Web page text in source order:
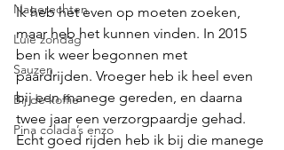
Nagerechten
Luie zondag
Sauzen
Bij de koffie
Pina colada’s enzo
Ik heb het even op moeten zoeken,
maar heb het kunnen vinden. In 2015
ben ik weer begonnen met
paardrijden. Vroeger heb ik heel even
bij een manege gereden, en daarna
twee jaar een verzorgpaardje gehad.
Echt goed rijden heb ik bij die manege